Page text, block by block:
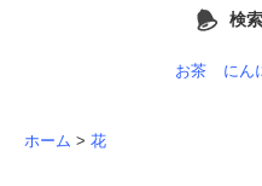
検
お茶 にん
ホーム > 花